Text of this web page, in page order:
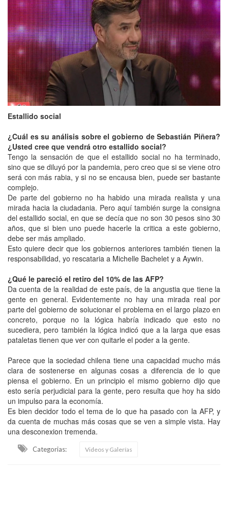
Estallido social
¿Cuál es su análisis sobre el gobierno de Sebastián Piñera?
¿Usted cree que vendrá otro estallido social?
Tengo la sensación de que el estallido social no ha terminado,
sino que se diluyó por la pandemia, pero creo que si se viene otro
será con más rabia, y si no se encausa bien, puede ser bastante
complejo.
De parte del gobierno no ha habido una mirada realista y una
mirada hacia la ciudadania. Pero aquí también surge la consigna
del estallido social, en que se decía que no son 30 pesos sino 30
años, que si bien uno puede hacerle la critica a este gobierno,
debe ser más ampliado.
Esto quiere decir que los gobiernos anteriores también tienen la
responsabilidad, yo rescataria a Michelle Bachelet y a Aywin.
¿Qué le pareció el retiro del 10% de las AFP?
Da cuenta de la realidad de este país, de la angustia que tiene la
gente en general. Evidentemente no hay una mirada real por
parte del gobierno de solucionar el problema en el largo plazo en
concreto, porque no la lógica habría indicado que esto no
sucediera, pero también la lógica indicó que a la larga que esas
pataletas tienen que ver con quitarle el poder a la gente.
Parece que la sociedad chilena tiene una capacidad mucho más
clara de sostenerse en algunas cosas a diferencia de lo que
piensa el gobierno. En un principio el mismo gobierno dijo que
esto sería perjudicial para la gente, pero resulta que hoy ha sido
un impulso para la economía.
Es bien decidor todo el tema de lo que ha pasado con la AFP, y
da cuenta de muchas más cosas que se ven a simple vista. Hay
una desconexion tremenda.
Categorias: Videos y Galerías